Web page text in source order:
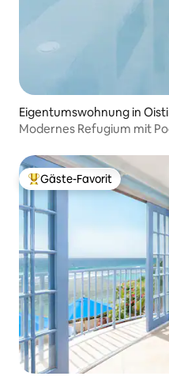
Eigentumswohnung in
Modernes Refugium mit
Beliebter Gäste-Favorit.
Gäste-Favorit